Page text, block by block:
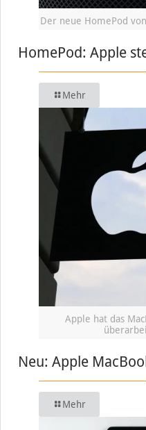
Der neue HomePod
HomePod: Apple
Mehr
Apple hat das
Neu: Apple
Mehr